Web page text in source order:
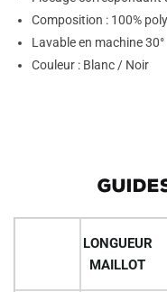
Composition : 100%
Lavable en machine 30°
Couleur : Blanc / Noir
LONGUEUR
MAILLOT